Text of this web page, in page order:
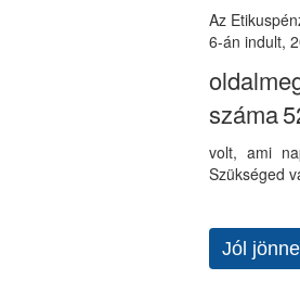
Az
6-án indult,
száma
volt, ami
Szükséged
Jól